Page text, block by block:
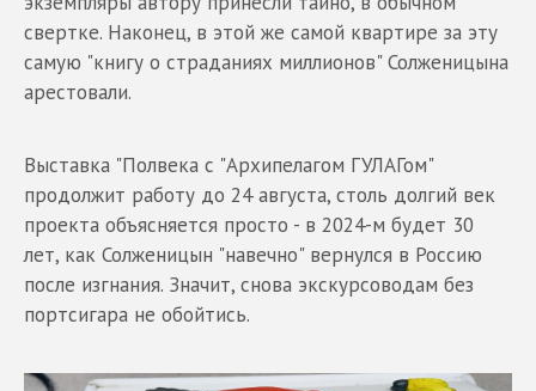
свертке. Наконец, в этой же самой квартире за эту
самую "книгу о страданиях миллионов" Солженицына
арестовали.
Выставка "Полвека с "Архипелагом ГУЛАГом"
продолжит работу до 24 августа, столь долгий век
проекта объясняется просто - в 2024-м будет 30
лет, как Солженицын "навечно" вернулся в Россию
после изгнания. Значит, снова экскурсоводам без
портсигара не обойтись.